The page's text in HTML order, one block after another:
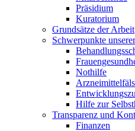
Präsidium
Kuratorium
Grundsätze der Arbeit
Schwerpunkte
Nothilfe
Hilfe zur
Transparenz und
Finanzen